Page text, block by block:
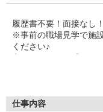
履歴書不要！面接なし
※事前の職場見学で施
ください♪
仕事内容